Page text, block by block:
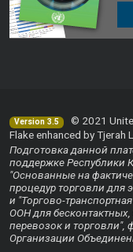
Version 3.5
© 2021
Flake enhanced by Tjerah
Подготовка данной
поддержке Республики
"Основанные на
процедур торговли для
и "Торгово-
ООН для
перевозок и торговли",
Организации